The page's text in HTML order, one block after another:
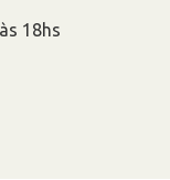
18hs